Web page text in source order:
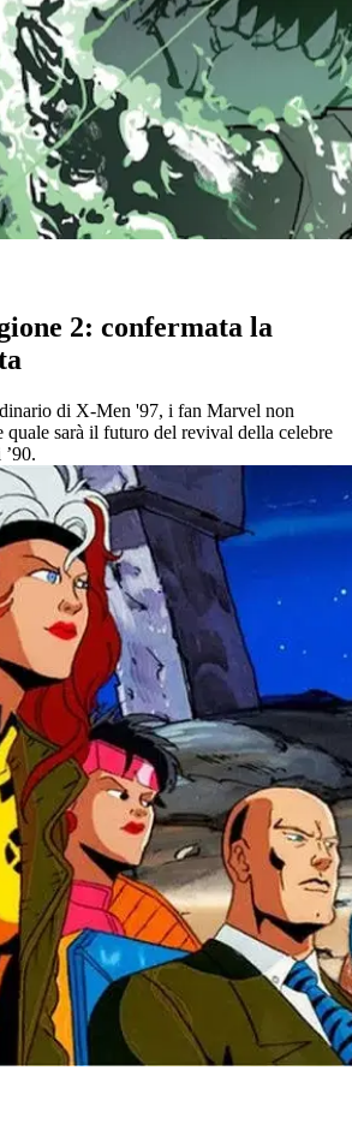
2: confermata la
di X-Men '97, i fan Marvel non
quale sarà il futuro del revival della celebre